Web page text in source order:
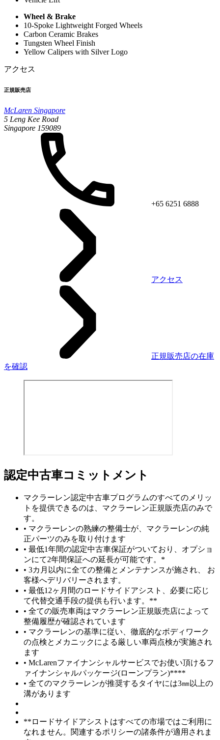
Wheel & Brake
10-Spoke Lightweight Forged Wheels
Carbon Ceramic Brakes
Tungsten Wheel Finish
Yellow Calipers with Silver Logo
アクセス
正規販売店
McLaren Singapore
5 Leng Kee Road
Singapore 159089
+65 6251 6888
アクセス
正規販売店の在庫
を確認
認定中古車コミットメント
マクラーレン認定中古車プログラムのすべてのメリッ
トを提供できるのは、マクラーレン正規販売店のみで
す。
• マクラーレンの熟練の整備士が、マクラーレンの純
正パーツのみを取り付けます
• 最低1年間の認定中古車保証がついており、オプショ
ンにて2年間保証への延長が可能です。*
• 3カ月以内に全ての整備とメンテナンスが施され、 お
客様へデリバリーされます。
• 最低12ヶ月間のロードサイドアシスト、必要に応じ
て代替交通手段の提供も行います。**
• 全ての販売車両はマクラーレン正規販売店によって
整備履歴が確認されています
• マクラーレンの基準に従い、徹底的なボディワーク
の点検とメカニックによる厳しい車両点検が実施され
ます
• McLarenファイナンシャルサービスでお使い頂けるフ
ァイナンシャルパッケージ(ローンプラン)****
• 全てのマクラーレンが推奨するタイヤには3㎜以上の
溝があります
**ロードサイドアシストはすべての市場ではご利用に
なれません。関連するポリシーの諸条件が適用されま